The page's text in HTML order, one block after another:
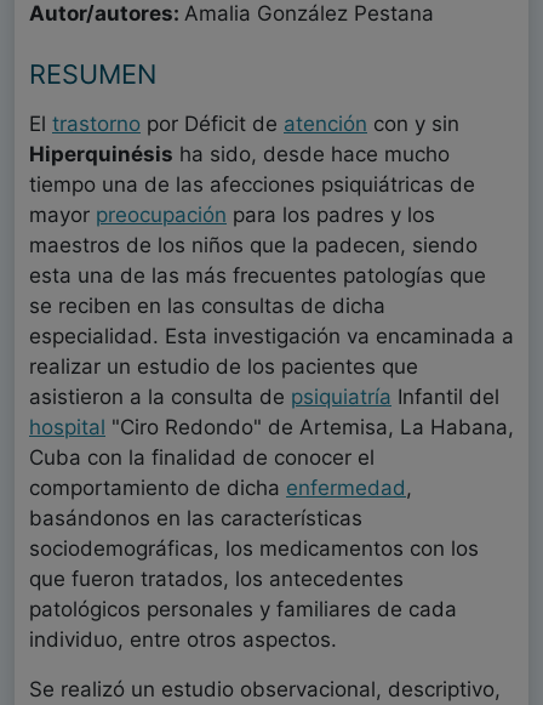
Autor/autores: Amalia González Pestana
RESUMEN
El trastorno por Déficit de atención con y sin
Hiperquinésis ha sido, desde hace mucho
tiempo una de las afecciones psiquiátricas de
mayor preocupación para los padres y los
maestros de los niños que la padecen, siendo
esta una de las más frecuentes patologías que
se reciben en las consultas de dicha
especialidad. Esta investigación va encaminada a
realizar un estudio de los pacientes que
asistieron a la consulta de psiquiatría Infantil del
hospital "Ciro Redondo" de Artemisa, La Habana,
Cuba con la finalidad de conocer el
comportamiento de dicha enfermedad,
basándonos en las características
sociodemográficas, los medicamentos con los
que fueron tratados, los antecedentes
patológicos personales y familiares de cada
individuo, entre otros aspectos.
Se realizó un estudio observacional, descriptivo,